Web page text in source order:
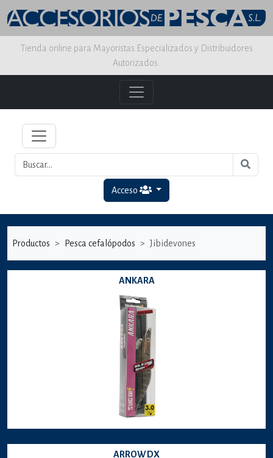
Tienda online para Mayoristas Especializados y Distribuidores
Autorizados.
Acceso
Productos Pesca cefalópodos Jibidevones
ANKARA
ARROW DX